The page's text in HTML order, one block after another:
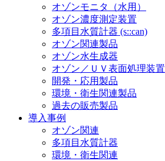
オゾンモニタ（水用）
オゾン濃度測定装置
多項目水質計器 (s::can)
オゾン関連製品
オゾン水生成器
オゾン／ＵＶ表面処理装置
開発・応用製品
環境・衛生関連製品
過去の販売製品
導入事例
オゾン関連
多項目水質計器
環境・衛生関連